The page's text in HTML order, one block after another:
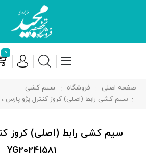
۰
صفحه اصلی فروشگاه
سیم کشی
سیم کشی رابط (اصلی) کروز کنترل پژو پارس ، YG20241581
سیم کشی رابط (اصلی) کروز
YG20241581